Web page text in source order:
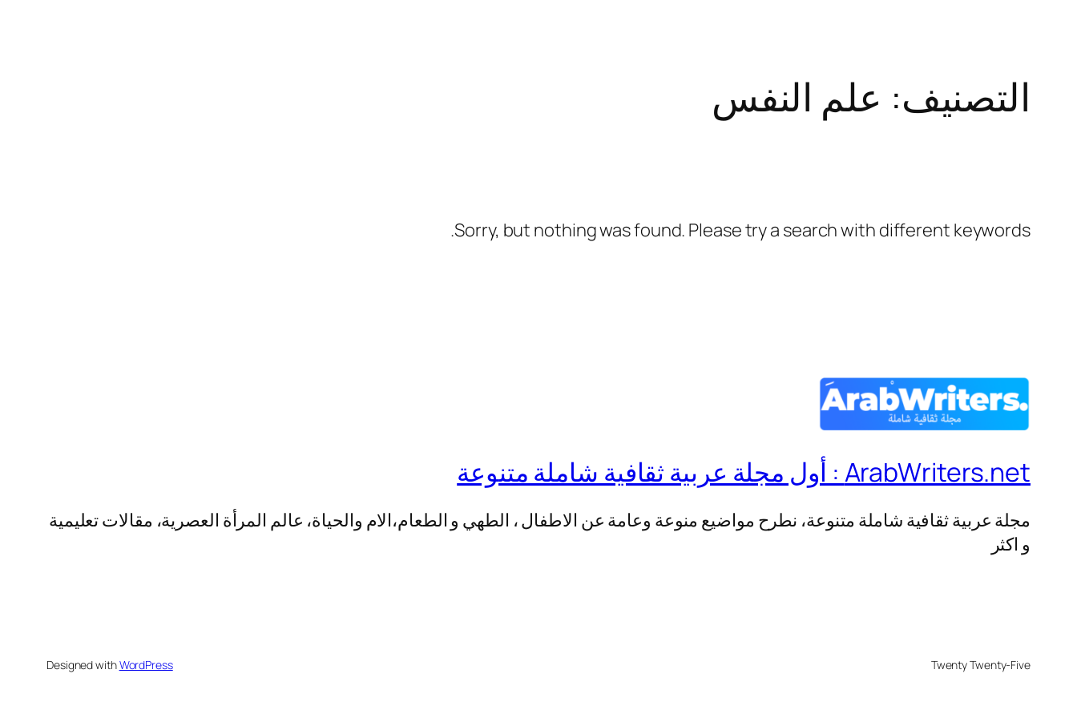
التصنيف: علم النفس
Sorry, but nothing was found. Please try a search with different keywords.
ArabWriters.net : أول مجلة عربية ثقافية شاملة متنوعة
مجلة عربية ثقافية شاملة متنوعة، نطرح مواضيع منوعة وعامة عن الاطفال ، الطهي و الطعام،الام والحياة، عالم المرأة العصرية، مقالات تعليمية
و اكثر
Twenty Twenty-Five
Designed withWordPress